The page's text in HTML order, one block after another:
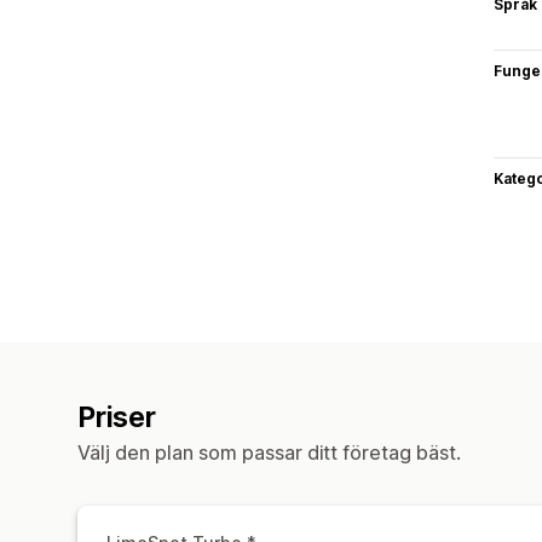
Språk
Priser
Välj den plan som passar ditt företag bäst.